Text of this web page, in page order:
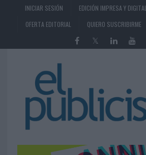
INICIAR SESIÓN EDICIÓN IMPRESA Y DIGITAL
OFERTA EDITORIAL
QUIERO SUSCRIBIRME